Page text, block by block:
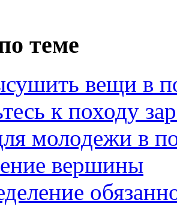
теме
вещи в
к походу
молодежи в
вершины